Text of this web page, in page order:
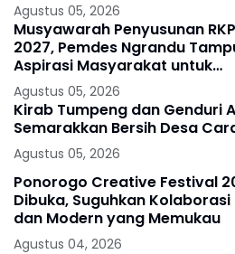
Agustus 05, 2026
Musyawarah Penyusunan
2027, Pemdes Ngrandu
Aspirasi Masyarakat untuk
Pembangunan Berkelanjutan
Agustus 05, 2026
Kirab Tumpeng dan Genduri
Semarakkan Bersih Desa
Agustus 05, 2026
Ponorogo Creative Festival
Dibuka, Suguhkan Kolaborasi
dan Modern yang Memukau
Agustus 04, 2026